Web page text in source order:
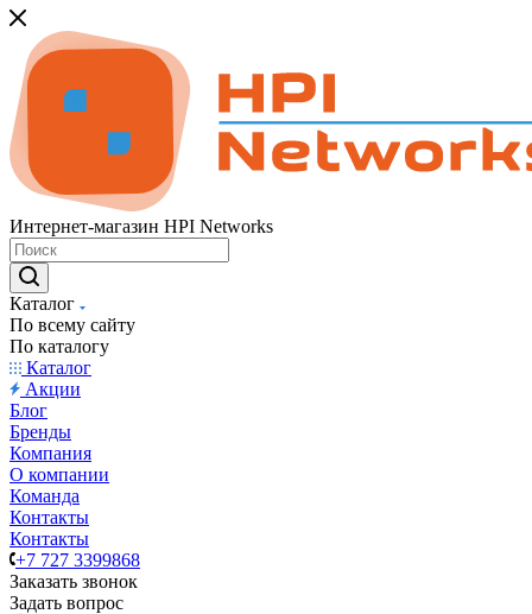
Интернет-магазин HPI Networks
Каталог
По всему сайту
По каталогу
Каталог
Акции
Блог
Бренды
Компания
О компании
Команда
Контакты
Контакты
+7 727 3399868
Заказать звонок
Задать вопрос